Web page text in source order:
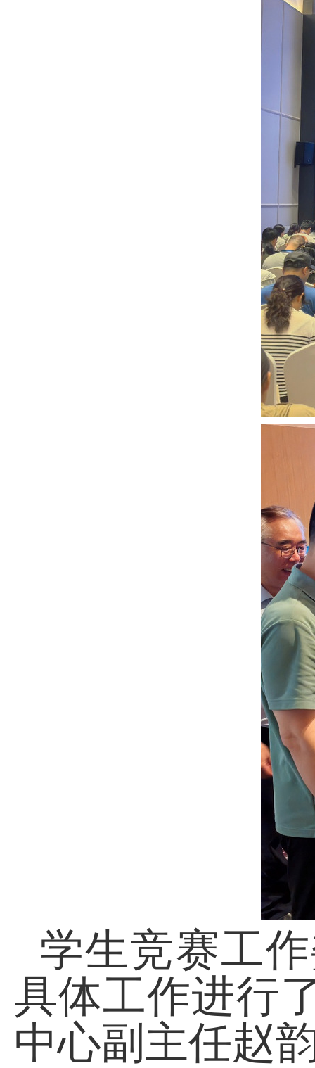
学生竞赛工
具体工作进行
中心副主任赵